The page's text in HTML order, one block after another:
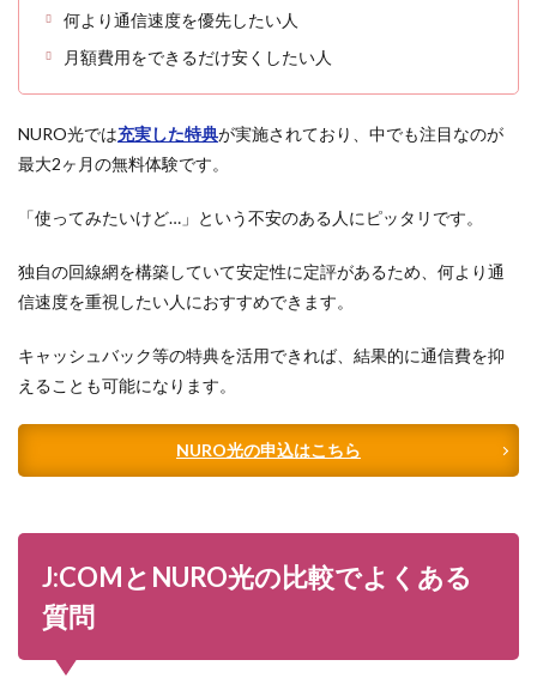
何より通信速度を優先したい人
月額費用をできるだけ安くしたい人
NURO光では充実した特典が実施されており、中でも注目なのが
最大2ヶ月の無料体験です。
「使ってみたいけど…」という不安のある人にピッタリです。
独自の回線網を構築していて安定性に定評があるため、何より通
信速度を重視したい人におすすめできます。
キャッシュバック等の特典を活用できれば、結果的に通信費を抑
えることも可能になります。
NURO光の申込はこちら
J:COMとNURO光の比較でよくある
質問